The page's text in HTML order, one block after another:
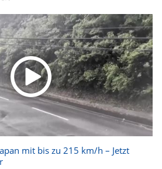
mit bis zu 215 km/h – Jetzt